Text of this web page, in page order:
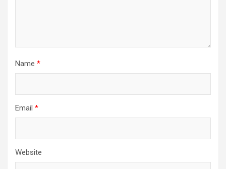
Name *
Email *
Website